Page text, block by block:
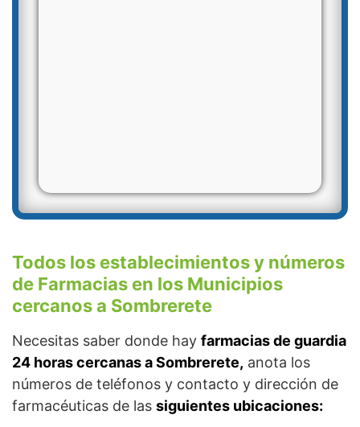
Todos los establecimientos y números
de Farmacias en los Municipios
cercanos a Sombrerete
Necesitas saber donde hay farmacias de guardia
24 horas cercanas a Sombrerete, anota los
números de teléfonos y contacto y dirección de
farmacéuticas de las siguientes ubicaciones: